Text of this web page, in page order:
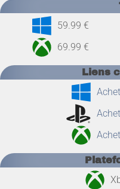
59.99 €
69.99 €
Liens